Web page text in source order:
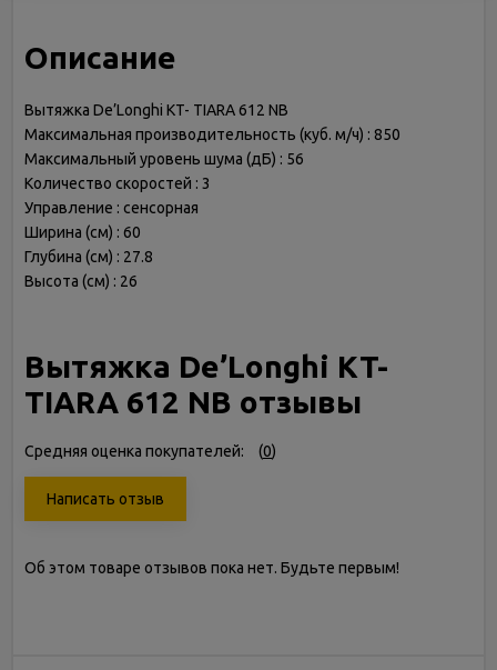
Описание
Вытяжка De’Longhi KT- TIARA 612 NB
Максимальная производительность (куб. м/ч) : 850
Максимальный уровень шума (дБ) : 56
Количество скоростей : 3
Управление : сенсорная
Ширина (см) : 60
Глубина (см) : 27.8
Высота (см) : 26
Вытяжка De’Longhi KT-
TIARA 612 NB отзывы
Средняя оценка покупателей: (0)
Написать отзыв
Об этом товаре отзывов пока нет. Будьте первым!